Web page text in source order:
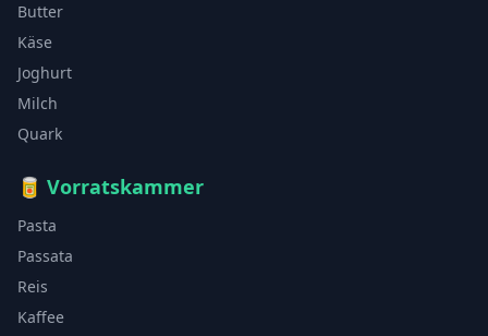
Butter
Käse
Joghurt
Milch
Quark
🥫 Vorratskammer
Pasta
Passata
Reis
Kaffee